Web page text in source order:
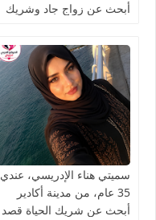
أبحث عن زواج جاد وشريك
سميتي هناء الإدريسي، عندي
35 عام، من مدينة أكادير
أبحث عن شريك الحياة قصد